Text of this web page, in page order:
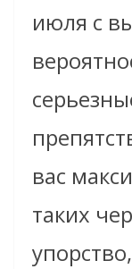
июля с
вас
таких